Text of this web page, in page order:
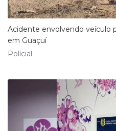
Acidente envolvendo veículo
em Guaçuí
Polícial